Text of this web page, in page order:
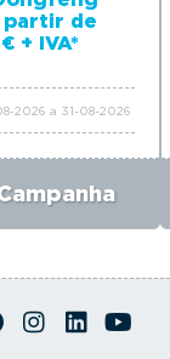
partir de
+ IVA*
2026 a 31-08-2026